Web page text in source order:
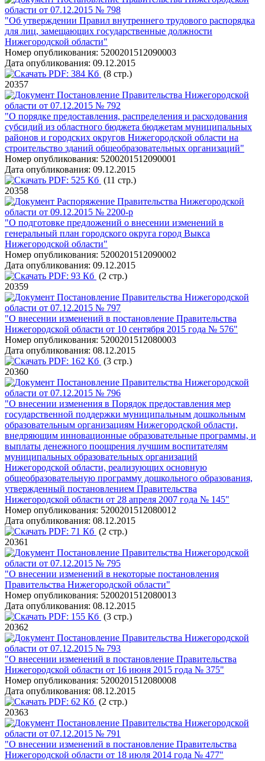
области от 07.12.2015 № 798
"Об утверждении Правил внутреннего трудового распорядка
для лиц, замещающих государственные должности
Нижегородской области"
Номер опубликования: 5200201512090003
Дата опубликования: 09.12.2015
PDF: 384 Кб (8 стр.)
20357
Постановление Правительства Нижегородской
области от 07.12.2015 № 792
"О порядке предоставления, распределения и расходования
субсидий из областного бюджета бюджетам муниципальных
районов и городских округов Нижегородской области на
строительство зданий общеобразовательных организаций"
Номер опубликования: 5200201512090001
Дата опубликования: 09.12.2015
PDF: 525 Кб (11 стр.)
20358
Распоряжение Правительства Нижегородской
области от 09.12.2015 № 2200-р
"О подготовке предложений о внесении изменений в
генеральный план городского округа город Выкса
Нижегородской области"
Номер опубликования: 5200201512090002
Дата опубликования: 09.12.2015
PDF: 93 Кб (2 стр.)
20359
Постановление Правительства Нижегородской
области от 07.12.2015 № 797
"О внесении изменений в постановление Правительства
Нижегородской области от 10 сентября 2015 года № 576"
Номер опубликования: 5200201512080003
Дата опубликования: 08.12.2015
PDF: 162 Кб (3 стр.)
20360
Постановление Правительства Нижегородской
области от 07.12.2015 № 796
"О внесении изменения в Порядок предоставления мер
государственной поддержки муниципальным дошкольным
образовательным организациям Нижегородской области,
внедряющим инновационные образовательные программы, и
выплаты денежного поощрения лучшим воспитателям
муниципальных образовательных организаций
Нижегородской области, реализующих основную
общеобразовательную программу дошкольного образования,
утвержденный постановлением Правительства
Нижегородской области от 28 апреля 2007 года № 145"
Номер опубликования: 5200201512080012
Дата опубликования: 08.12.2015
PDF: 71 Кб (2 стр.)
20361
Постановление Правительства Нижегородской
области от 07.12.2015 № 795
"О внесении изменений в некоторые постановления
Правительства Нижегородской области"
Номер опубликования: 5200201512080013
Дата опубликования: 08.12.2015
PDF: 155 Кб (3 стр.)
20362
Постановление Правительства Нижегородской
области от 07.12.2015 № 793
"О внесении изменений в постановление Правительства
Нижегородской области от 16 июня 2015 года № 375"
Номер опубликования: 5200201512080008
Дата опубликования: 08.12.2015
PDF: 62 Кб (2 стр.)
20363
Постановление Правительства Нижегородской
области от 07.12.2015 № 791
"О внесении изменений в постановление Правительства
Нижегородской области от 18 июля 2014 года № 477"